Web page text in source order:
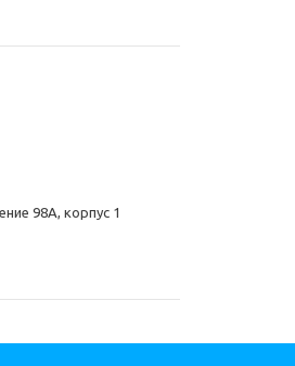
98А, корпус 1